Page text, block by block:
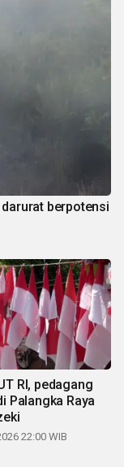
berpotensi
RI, pedagang
Palangka Raya
22:00 WIB